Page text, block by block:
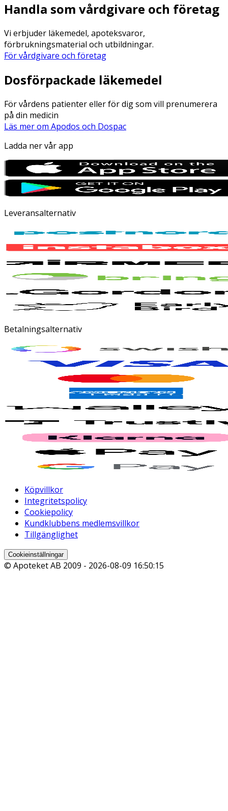
Handla som vårdgivare och företag
Vi erbjuder läkemedel, apoteksvaror,
förbrukningsmaterial och utbildningar.
För vårdgivare och företag
Dosförpackade läkemedel
För vårdens patienter eller för dig som vill prenumerera
på din medicin
Läs mer om Apodos och Dospac
Ladda ner vår app
Leveransalternativ
Betalningsalternativ
Köpvillkor
Integritetspolicy
Cookiepolicy
Kundklubbens medlemsvillkor
Tillgänglighet
Cookieinställningar
© Apoteket AB 2009 - 2026-08-09 16:50:15